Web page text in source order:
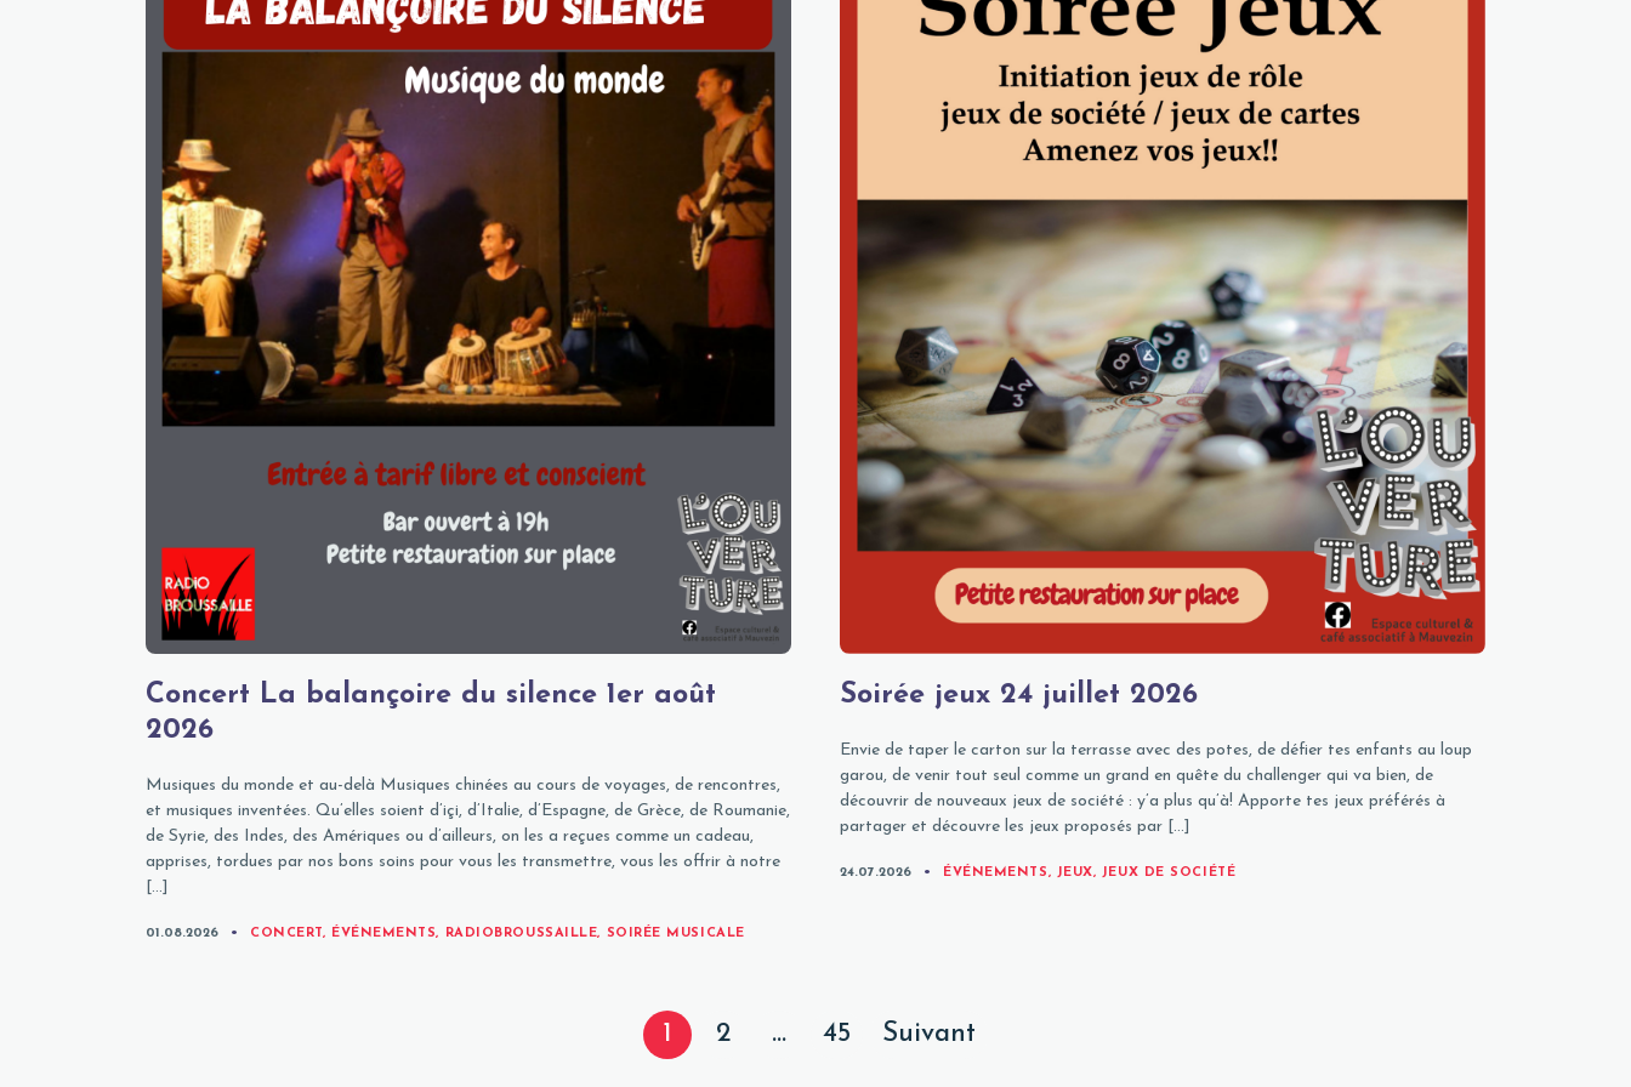
Concert La balançoire du silence 1er août
2026
Musiques du monde et au-delà Musiques chinées au cours de voyages, de rencontres,
et musiques inventées. Qu’elles soient d’içi, d’Italie, d’Espagne, de Grèce, de Roumanie,
de Syrie, des Indes, des Amériques ou d’ailleurs, on les a reçues comme un cadeau,
apprises, tordues par nos bons soins pour vous les transmettre, vous les offrir à notre
[…]
01.08.2026 CATEGORIES
CONCERT, ÉVÉNEMENTS, RADIOBROUSSAILLE, SOIRÉE MUSICALE
Soirée jeux 24 juillet 2026
Envie de taper le carton sur la terrasse avec des potes, de défier tes enfants au loup
garou, de venir tout seul comme un grand en quête du challenger qui va bien, de
découvrir de nouveaux jeux de société : y’a plus qu’à! Apporte tes jeux préférés à
partager et découvre les jeux proposés par […]
24.07.2026 CATEGORIES
ÉVÉNEMENTS, JEUX, JEUX DE SOCIÉTÉ
Posts
Page
1 Page
2 … Page
45 Suivant